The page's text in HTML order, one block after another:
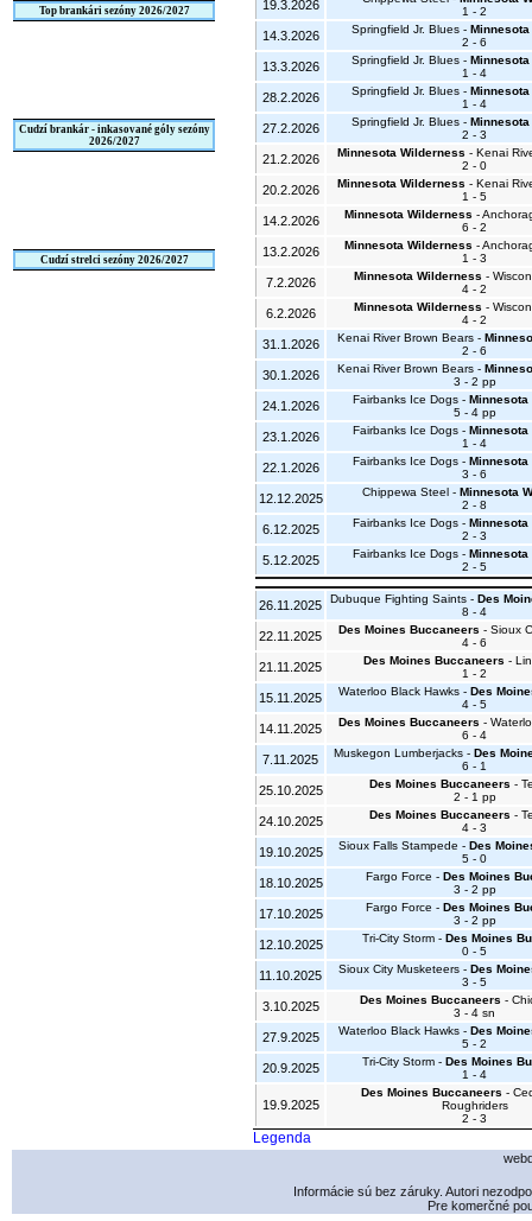
Top brankári sezóny 2026/2027
Cudzí brankár - inkasované góly sezóny
2026/2027
Cudzí strelci sezóny 2026/2027
19.3.2026
1 - 2
14.3.2026 Springfield Jr. Blues -
2 - 6
13.3.2026 Springfield Jr. Blues -
1 - 4
28.2.2026 Springfield Jr. Blues -
1 - 4
27.2.2026 Springfield Jr. Blues -
2 - 3
21.2.2026 Minnesota Wilderness - Kenai
2 - 0
20.2.2026 Minnesota Wilderness - Kenai
1 - 5
14.2.2026 Minnesota Wilderness -
6 - 2
13.2.2026 Minnesota Wilderness -
1 - 3
7.2.2026 Minnesota Wilderness -
4 - 2
6.2.2026 Minnesota Wilderness -
4 - 2
31.1.2026 Kenai River Brown Bears -
2 - 6
30.1.2026 Kenai River Brown Bears -
3 - 2 pp
24.1.2026 Fairbanks Ice Dogs - Minnesota
5 - 4 pp
23.1.2026 Fairbanks Ice Dogs - Minnesota
1 - 4
22.1.2026 Fairbanks Ice Dogs - Minnesota
3 - 6
12.12.2025 Chippewa Steel - Minnesota
2 - 8
6.12.2025 Fairbanks Ice Dogs - Minnesota
2 - 3
5.12.2025 Fairbanks Ice Dogs - Minnesota
2 - 5
26.11.2025 Dubuque Fighting Saints - Des
8 - 4
22.11.2025 Des Moines Buccaneers - Sioux
4 - 6
21.11.2025 Des Moines Buccaneers -
1 - 2
15.11.2025 Waterloo Black Hawks - Des
4 - 5
14.11.2025 Des Moines Buccaneers -
6 - 4
7.11.2025 Muskegon Lumberjacks - Des
6 - 1
25.10.2025 Des Moines Buccaneers -
2 - 1 pp
24.10.2025 Des Moines Buccaneers -
4 - 3
19.10.2025 Sioux Falls Stampede - Des
5 - 0
18.10.2025 Fargo Force - Des Moines
3 - 2 pp
17.10.2025 Fargo Force - Des Moines
3 - 2 pp
12.10.2025 Tri-City Storm - Des Moines
0 - 5
11.10.2025 Sioux City Musketeers - Des
3 - 5
3.10.2025 Des Moines Buccaneers -
3 - 4 sn
27.9.2025 Waterloo Black Hawks - Des
5 - 2
20.9.2025 Tri-City Storm - Des Moines
1 - 4
19.9.2025
Des Moines Buccaneers -
Roughriders
2 - 3
Legenda
Informácie sú bez záruky. Autori
Pre komerčné